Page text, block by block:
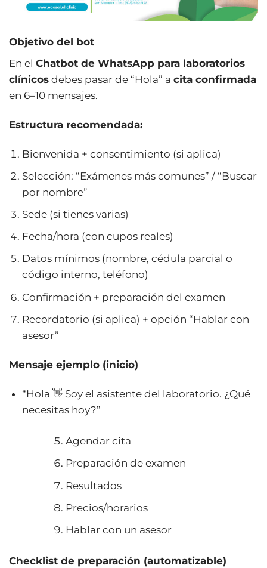
Objetivo del bot
En el Chatbot de WhatsApp para laboratorios
clínicos debes pasar de “Hola” a cita confirmada
en 6–10 mensajes.
Estructura recomendada:
Bienvenida + consentimiento (si aplica)
Selección: “Exámenes más comunes” / “Buscar
por nombre”
Sede (si tienes varias)
Fecha/hora (con cupos reales)
Datos mínimos (nombre, cédula parcial o
código interno, teléfono)
Confirmación + preparación del examen
Recordatorio (si aplica) + opción “Hablar con
asesor”
Mensaje ejemplo (inicio)
“Hola 👋 Soy el asistente del laboratorio. ¿Qué
necesitas hoy?”
Agendar cita
Preparación de examen
Resultados
Precios/horarios
Hablar con un asesor
Checklist de preparación (automatizable)